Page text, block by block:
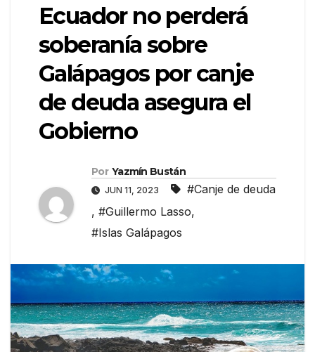
Ecuador no perderá
soberanía sobre
Galápagos por canje
de deuda asegura el
Gobierno
Por Yazmín Bustán
JUN 11, 2023
#Canje de deuda
, #Guillermo Lasso,
#Islas Galápagos